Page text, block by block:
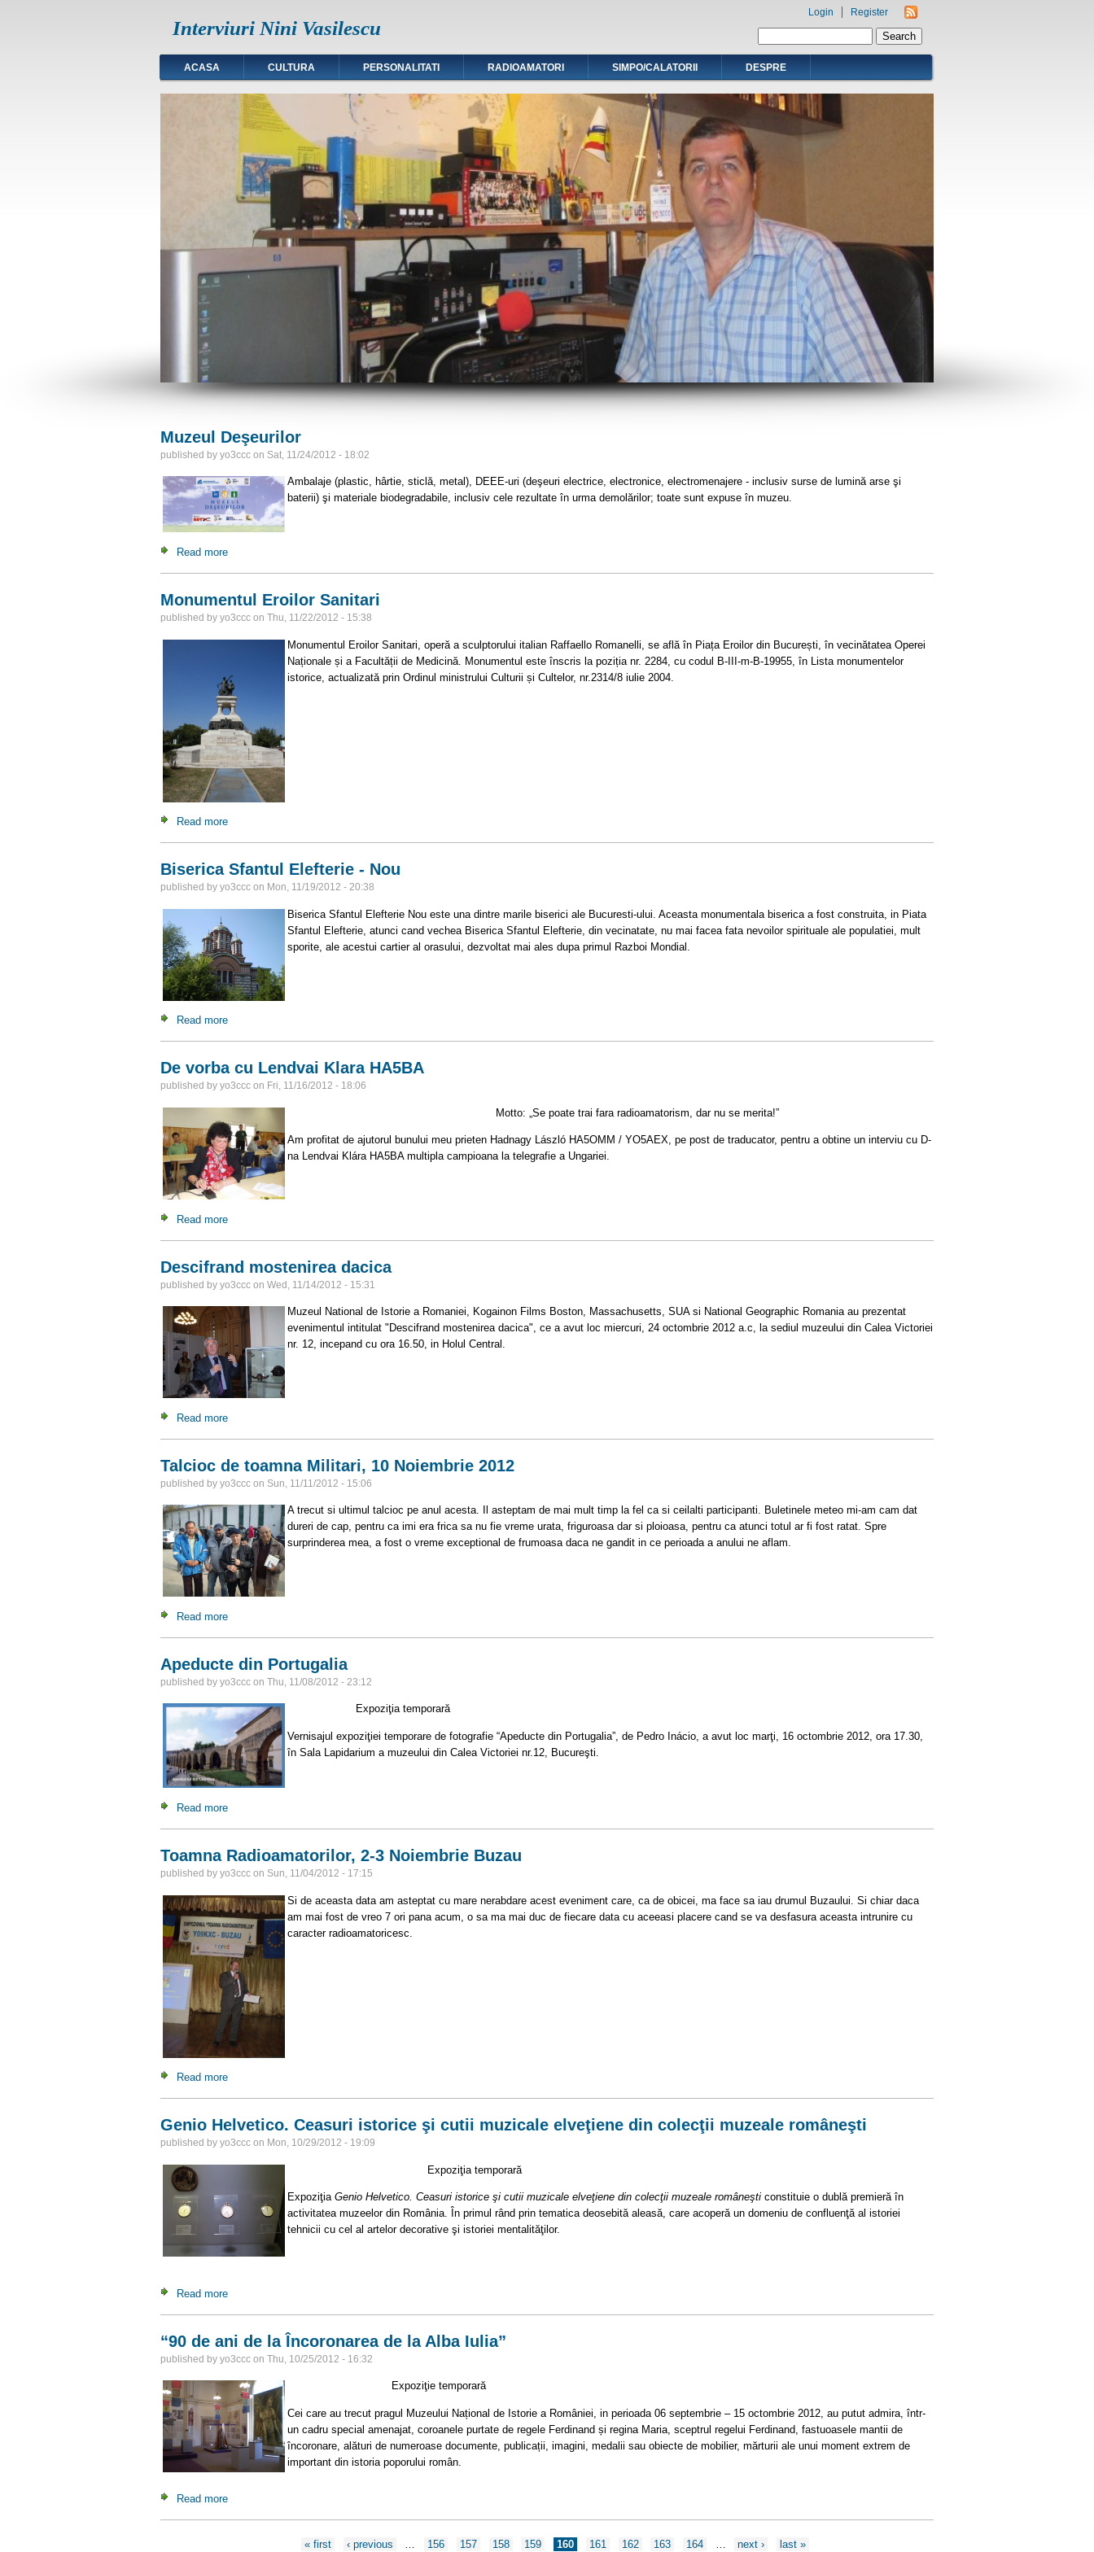
Interviuri Nini Vasilescu
Login Register
ACASA CULTURA PERSONALITATI RADIOAMATORI SIMPO/CALATORII DESPRE
Muzeul Deşeurilor
published by yo3ccc on Sat, 11/24/2012 - 18:02
Ambalaje (plastic, hârtie, sticlă, metal), DEEE-uri (deşeuri electrice, electronice, electromenajere - inclusiv surse de lumină arse şi
baterii) şi materiale biodegradabile, inclusiv cele rezultate în urma demolărilor; toate sunt expuse în muzeu.
Read more
Monumentul Eroilor Sanitari
published by yo3ccc on Thu, 11/22/2012 - 15:38
Monumentul Eroilor Sanitari, operă a sculptorului italian Raffaello Romanelli, se află în Piața Eroilor din București, în vecinătatea Operei
Naționale și a Facultății de Medicină. Monumentul este înscris la poziția nr. 2284, cu codul B-III-m-B-19955, în Lista monumentelor
istorice, actualizată prin Ordinul ministrului Culturii și Cultelor, nr.2314/8 iulie 2004.
Read more
Biserica Sfantul Elefterie - Nou
published by yo3ccc on Mon, 11/19/2012 - 20:38
Biserica Sfantul Elefterie Nou este una dintre marile biserici ale Bucuresti-ului. Aceasta monumentala biserica a fost construita, in Piata
Sfantul Elefterie, atunci cand vechea Biserica Sfantul Elefterie, din vecinatate, nu mai facea fata nevoilor spirituale ale populatiei, mult
sporite, ale acestui cartier al orasului, dezvoltat mai ales dupa primul Razboi Mondial.
Read more
De vorba cu Lendvai Klara HA5BA
published by yo3ccc on Fri, 11/16/2012 - 18:06
Motto: „Se poate trai fara radioamatorism, dar nu se merita!”
Am profitat de ajutorul bunului meu prieten Hadnagy László HA5OMM / YO5AEX, pe post de traducator, pentru a obtine un interviu cu D-
na Lendvai Klára HA5BA multipla campioana la telegrafie a Ungariei.
Read more
Descifrand mostenirea dacica
published by yo3ccc on Wed, 11/14/2012 - 15:31
Muzeul National de Istorie a Romaniei, Kogainon Films Boston, Massachusetts, SUA si National Geographic Romania au prezentat
evenimentul intitulat "Descifrand mostenirea dacica", ce a avut loc miercuri, 24 octombrie 2012 a.c, la sediul muzeului din Calea Victoriei
nr. 12, incepand cu ora 16.50, in Holul Central.
Read more
Talcioc de toamna Militari, 10 Noiembrie 2012
published by yo3ccc on Sun, 11/11/2012 - 15:06
A trecut si ultimul talcioc pe anul acesta. Il asteptam de mai mult timp la fel ca si ceilalti participanti. Buletinele meteo mi-am cam dat
dureri de cap, pentru ca imi era frica sa nu fie vreme urata, friguroasa dar si ploioasa, pentru ca atunci totul ar fi fost ratat. Spre
surprinderea mea, a fost o vreme exceptional de frumoasa daca ne gandit in ce perioada a anului ne aflam.
Read more
Apeducte din Portugalia
published by yo3ccc on Thu, 11/08/2012 - 23:12
Expoziţia temporară
Vernisajul expoziţiei temporare de fotografie “Apeducte din Portugalia”, de Pedro Inácio, a avut loc marţi, 16 octombrie 2012, ora 17.30,
în Sala Lapidarium a muzeului din Calea Victoriei nr.12, Bucureşti.
Read more
Toamna Radioamatorilor, 2-3 Noiembrie Buzau
published by yo3ccc on Sun, 11/04/2012 - 17:15
Si de aceasta data am asteptat cu mare nerabdare acest eveniment care, ca de obicei, ma face sa iau drumul Buzaului. Si chiar daca
am mai fost de vreo 7 ori pana acum, o sa ma mai duc de fiecare data cu aceeasi placere cand se va desfasura aceasta intrunire cu
caracter radioamatoricesc.
Read more
Genio Helvetico. Ceasuri istorice şi cutii muzicale elveţiene din colecţii muzeale româneşti
published by yo3ccc on Mon, 10/29/2012 - 19:09
Expoziţia temporară
Expoziţia Genio Helvetico. Ceasuri istorice şi cutii muzicale elveţiene din colecţii muzeale româneşti constituie o dublă premieră în
activitatea muzeelor din România. În primul rând prin tematica deosebită aleasă, care acoperă un domeniu de confluenţă al istoriei
tehnicii cu cel al artelor decorative şi istoriei mentalităţilor.
Read more
“90 de ani de la Încoronarea de la Alba Iulia”
published by yo3ccc on Thu, 10/25/2012 - 16:32
Expoziţie temporară
Cei care au trecut pragul Muzeului Național de Istorie a României, in perioada 06 septembrie – 15 octombrie 2012, au putut admira, într-
un cadru special amenajat, coroanele purtate de regele Ferdinand și regina Maria, sceptrul regelui Ferdinand, fastuoasele mantii de
încoronare, alături de numeroase documente, publicații, imagini, medalii sau obiecte de mobilier, mărturii ale unui moment extrem de
important din istoria poporului român.
Read more
« first ‹ previous 156 157 158 159 160 161 162 163 164 next › last »